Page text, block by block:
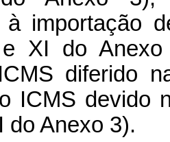
à importação
XI do Anexo
diferido
ICMS devido
do Anexo 3).